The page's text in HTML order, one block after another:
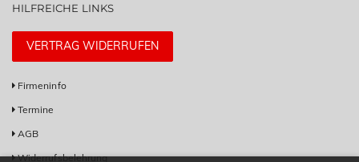
HILFREICHE LINKS
VERTRAG WIDERRUFEN
Firmeninfo
Termine
AGB
Widerrufsbelehrung